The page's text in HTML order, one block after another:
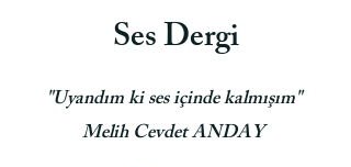
Ses Dergi
"Uyandım ki ses içinde kalmışım"
Melih Cevdet ANDAY